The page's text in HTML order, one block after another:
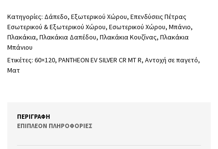
R
60x120
ποσότητα
Κατηγορίες: Δάπεδο, Εξωτερικού Χώρου, Επενδύσεις Πέτρας
Εσωτερικού & Εξωτερικού Χώρου, Εσωτερικού Χώρου, Μπάνιο,
Πλακάκια, Πλακάκια Δαπέδου, Πλακάκια Κουζίνας, Πλακάκια
Μπάνιου
Ετικέτες: 60×120, PANTHEON EV SILVER CR MT R, Αντοχή σε παγετό,
Ματ
ΠΕΡΙΓΡΑΦΉ
ΕΠΙΠΛΈΟΝ ΠΛΗΡΟΦΟΡΊΕΣ